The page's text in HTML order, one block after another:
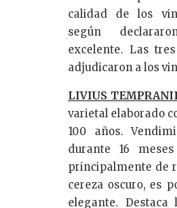
calidad de los
según
excelente. Las
adjudicaron a los
LIVIUS
varietal elaborado
100 años.
durante 16
principalmente de
cereza oscuro, es
elegante.